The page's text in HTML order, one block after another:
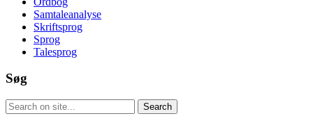
Samtaleanalyse
Skriftsprog
Sprog
Talesprog
Søg